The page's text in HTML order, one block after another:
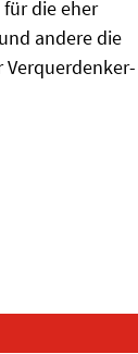
die eher
andere die
Verquerdenker-